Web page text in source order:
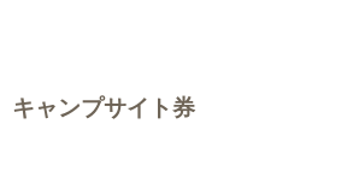
キャンプサイト券